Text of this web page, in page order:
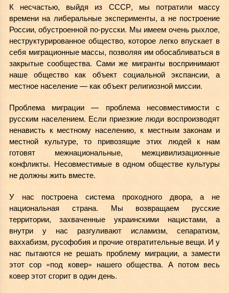
К несчастью, выйдя из СССР, мы потратили массу
времени на либеральные эксперименты, а не построение
России, обустроенной по-русски. Мы имеем очень рыхлое,
неструктурированное общество, которое легко впускает в
себя миграционные массы, позволяя им обосабливаться в
закрытые сообщества. Сами же мигранты воспринимают
наше общество как объект социальной экспансии, а
местное население — как объект религиозной миссии.
Проблема миграции — проблема несовместимости с
русским населением. Если приезжие люди воспроизводят
ненависть к местному населению, к местным законам и
местной культуре, то привозящие этих людей к нам
готовят межнациональные, межцивилизационные
конфликты. Несовместимые в одном обществе культуры
не должны жить вместе.
У нас построена система проходного двора, а не
национальная страна. Мы возвращаем русские
территории, захваченные украинскими нацистами, а
внутри у нас разгуливают исламизм, сепаратизм,
ваххабизм, русофобия и прочие отвратительные вещи. И у
нас пытаются не решать проблему миграции, а замести
этот сор «под ковер» нашего общества. А потом весь
ковер этот сгорит в один день.